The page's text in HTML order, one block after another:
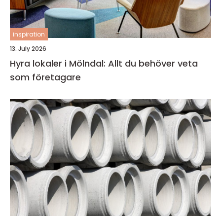
inspiration
13. July 2026
Hyra lokaler i Mölndal: Allt du behöver veta
som företagare